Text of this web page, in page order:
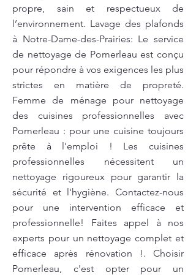
propre, sain et respectueux de
l’environnement. Lavage des plafonds
à Notre-Dame-des-Prairies: Le service
de nettoyage de Pomerleau est conçu
pour répondre à vos exigences les plus
strictes en matière de propreté.
Femme de ménage pour nettoyage
des cuisines professionnelles avec
Pomerleau : pour une cuisine toujours
prête à l'emploi ! Les cuisines
professionnelles nécessitent un
nettoyage rigoureux pour garantir la
sécurité et l'hygiène. Contactez-nous
pour une intervention efficace et
professionnelle! Faites appel à nos
experts pour un nettoyage complet et
efficace après rénovation !. Choisir
Pomerleau, c'est opter pour un